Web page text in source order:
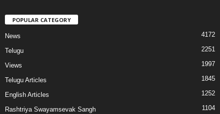
POPULAR CATEGORY
News 4172
Telugu 2251
Views 1997
Telugu Articles 1845
English Articles 1252
Rashtriya Swayamsevak Sangh 1104